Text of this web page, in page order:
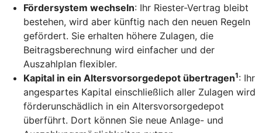
Fördersystem wechseln: Ihr Riester-Vertrag bleibt
bestehen, wird aber künftig nach den neuen Regeln
gefördert. Sie erhalten höhere Zulagen, die
Beitragsberechnung wird einfacher und der
Auszahlplan flexibler.
Kapital in ein Altersvorsorgedepot übertragen1: Ihr
angespartes Kapital einschließlich aller Zulagen wird
förderunschädlich in ein Altersvorsorgedepot
überführt. Dort können Sie neue Anlage- und